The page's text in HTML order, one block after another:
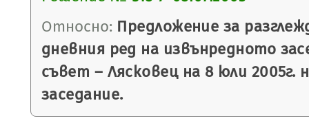
Относно: Предложение за
дневния ред на извънредното
съвет – Лясковец на 8 юли 2005г.
заседание.